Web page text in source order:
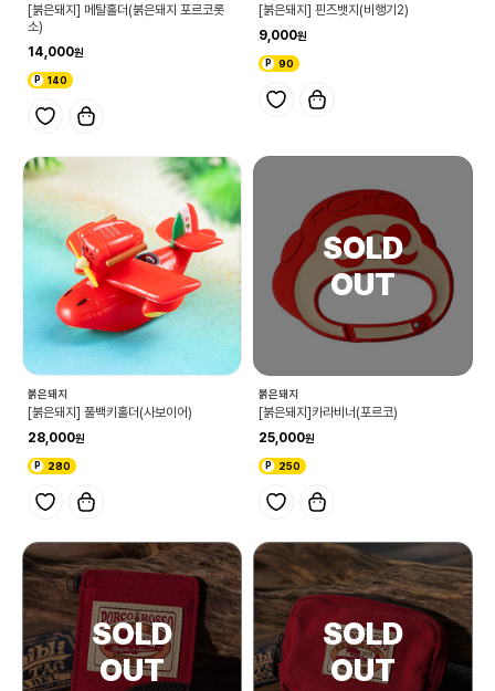
[붉은돼지] 메탈홀더(붉은돼지 포르코롯
소)
14,000
140
[붉은돼지] 핀즈뱃지(비행기2)
9,000
90
붉은돼지
[붉은돼지] 풀백키홀더(사보이어)
28,000
280
붉은돼지
[붉은돼지]카라비너(포르코)
25,000
250